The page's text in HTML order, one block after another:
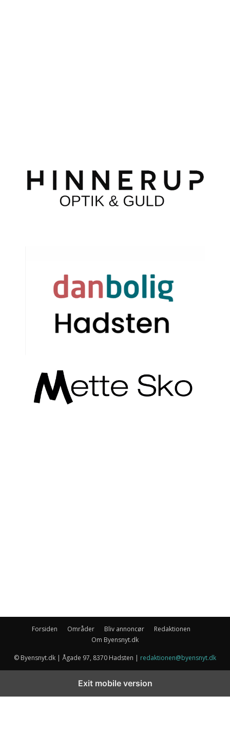
Forsiden Områder Bliv annoncør
Redaktionen
Om Byensnyt.dk
© Byensnyt.dk | Ågade 97, 8370 Hadsten | redaktionen@byensnyt.dk
Exit mobile version